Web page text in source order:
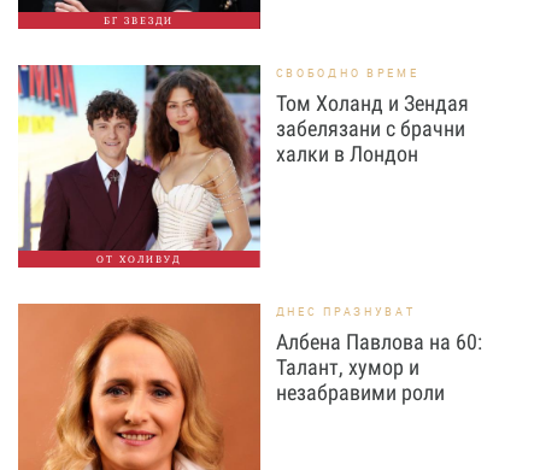
БГ ЗВЕЗДИ
ОТ ХОЛИВУД
СВОБОДНО ВРЕМЕ
Том Холанд и Зендая
забелязани с брачни
халки в Лондон
ДНЕС ПРАЗНУВАТ
Албена Павлова на 60:
Талант, хумор и
незабравими роли